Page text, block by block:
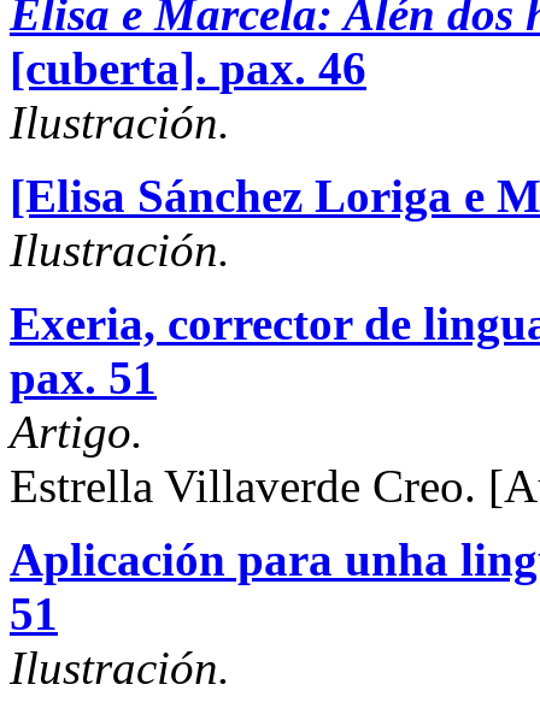
Elisa e Marcela: Alén dos
[cuberta]. pax. 46
Ilustración.
[Elisa Sánchez Loriga e
Ilustración.
Exeria, corrector de
pax. 51
Artigo.
Estrella Villaverde Creo.
Aplicación para unha
51
Ilustración.